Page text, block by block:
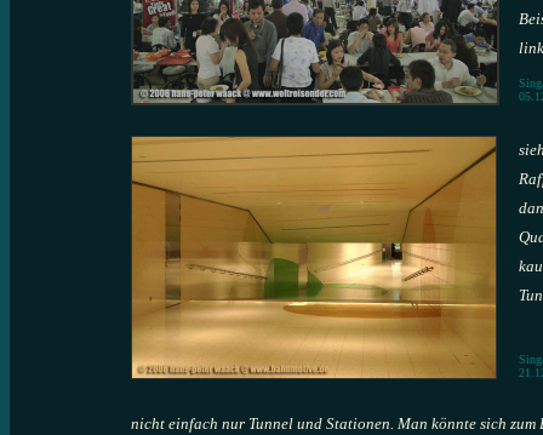
nicht einfach nur Tunnel und Stationen. Man könnte sich zum